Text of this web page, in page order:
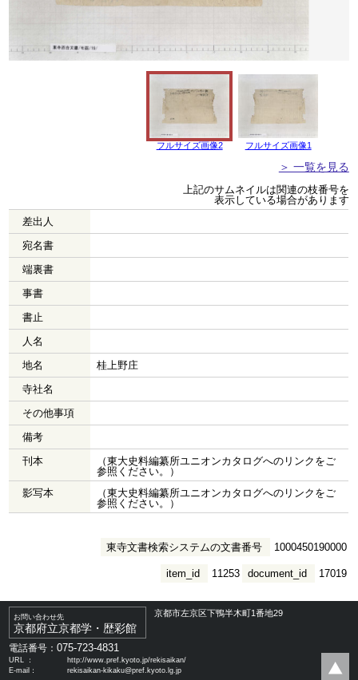
フルサイズ画像2 フルサイズ画像1
＞ 一覧を見る
上記のサムネイルは関連の枝番号を
表示している場合があります
差出人
宛名書
端裏書
事書
書止
人名
地名
桂上野庄
寺社名
その他事項
備考
刊本
（東大史料編纂所ユニオンカタログへのリンクをご
参照ください。）
影写本
（東大史料編纂所ユニオンカタログへのリンクをご
参照ください。）
東寺文書検索システムの文書番号 1000450190000
document_id 17019
item_id 11253
お問い合わせ先
京都府立京都学・歴彩館
京都市左京区下鴨半木町1番地29
電話番号：075-723-4831
URL ：
http://www.pref.kyoto.jp/rekisaikan/
E-mail：
rekisaikan-kikaku@pref.kyoto.lg.jp